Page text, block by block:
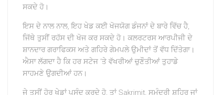
ਸਕਦੇ ਹੋ।
ਇਸ ਦੇ ਨਾਲ ਨਾਲ, ਇਹ ਖੇਡ ਕਈ ਖੋਜਯੋਗ ਡੰਜਨਾਂ ਦੇ ਬਾਰੇ ਵਿੱਚ ਹੈ,
ਜਿੱਥੇ ਤੁਸੀਂ ਰਹੱਸ ਦੀ ਖੋਜ ਕਰ ਸਕਦੇ ਹੋ। ਕਲਰਟਰਸ ਆਰਪੀਜੀ ਦੇ
ਸ਼ਾਨਦਾਰ ਗਰਾਫਿਕਸ ਅਤੇ ਗਹਿਰੇ ਗੇਮਪਲੇ ਉਮੀਦਾਂ ਤੋਂ ਵੱਧ ਦਿੱਤੇਗਾ।
ਐਸਾ ਲੱਗਦਾ ਹੈ ਕਿ ਹਰ ਸਟੇਜ ‘ਤੇ ਵੱਖਰੀਆਂ ਚੁਣੌਤੀਆਂ ਤੁਹਾਡੇ
ਸਾਹਮਣੇ ਉਗਦੀਆਂ ਹਨ।
ਜੇ ਤੁਸੀਂ ਹੋਰ ਖੇਡਾਂ ਪਸੰਦ ਕਰਦੇ ਹੋ, ਤਾਂ Sakrimit, ਸਮੁੰਦਰੀ ਸ਼ਹਿਰ ਜਾਂ